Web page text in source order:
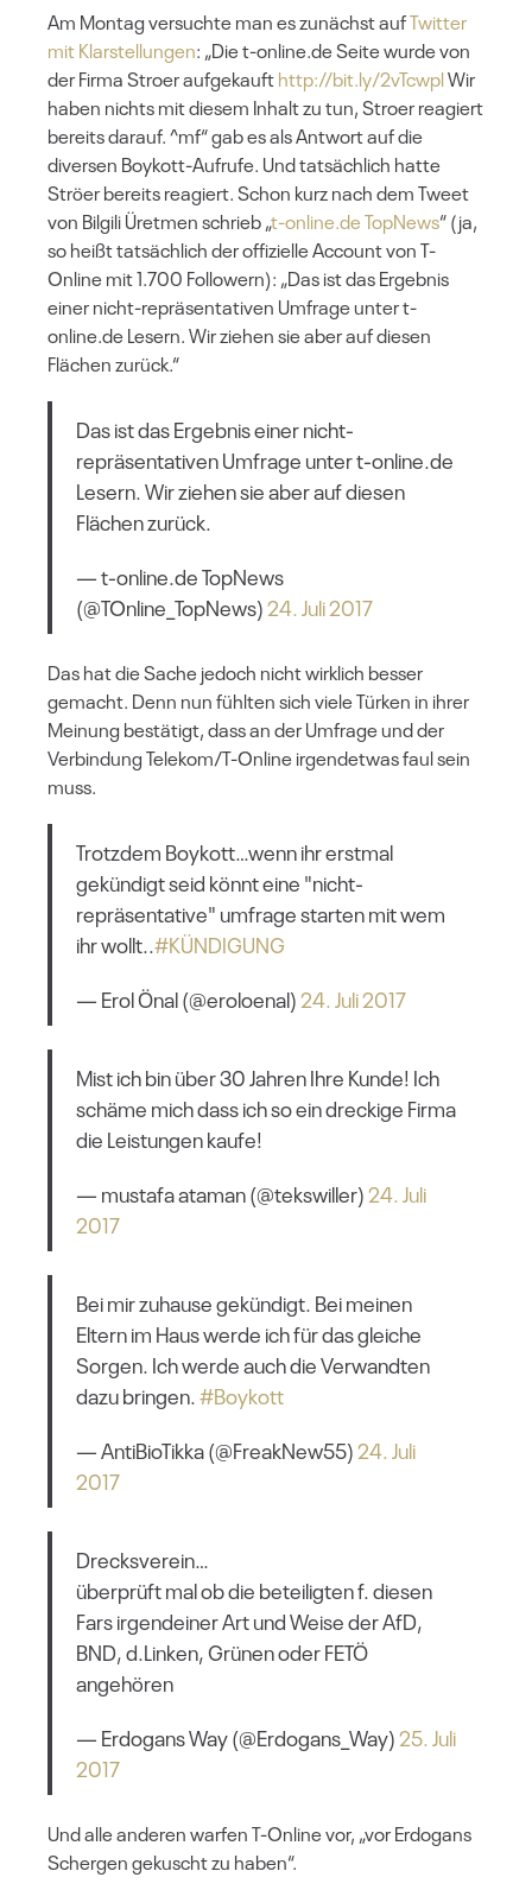
Am Montag versuchte man es zunächst aufTwitter
mit Klarstellungen: „Die t-online.de Seite wurde von
der Firma Stroer aufgekaufthttp://bit.ly/2vTcwplWir
haben nichts mit diesem Inhalt zu tun, Stroer reagiert
bereits darauf. ^mf“ gab es als Antwort auf die
diversen Boykott-Aufrufe. Und tatsächlich hatte
Ströer bereits reagiert. Schon kurz nach dem Tweet
von Bilgili Üretmen schrieb „t-online.de TopNews“ (ja,
so heißt tatsächlich der offizielle Account von T-
Online mit 1.700 Followern): „Das ist das Ergebnis
einer nicht-repräsentativen Umfrage unter t-
online.de Lesern. Wir ziehen sie aber auf diesen
Flächen zurück.“
Das ist das Ergebnis einer nicht-
repräsentativen Umfrage unter t-online.de
Lesern. Wir ziehen sie aber auf diesen
Flächen zurück.
— t-online.de TopNews
(@TOnline_TopNews)24. Juli 2017
Das hat die Sache jedoch nicht wirklich besser
gemacht. Denn nun fühlten sich viele Türken in ihrer
Meinung bestätigt, dass an der Umfrage und der
Verbindung Telekom/T-Online irgendetwas faul sein
muss.
Trotzdem Boykott…wenn ihr erstmal
gekündigt seid könnt eine "nicht-
repräsentative" umfrage starten mit wem
ihr wollt..#KÜNDIGUNG
— Erol Önal (@eroloenal)24. Juli 2017
Mist ich bin über 30 Jahren Ihre Kunde! Ich
schäme mich dass ich so ein dreckige Firma
die Leistungen kaufe!
— mustafa ataman (@tekswiller)24. Juli
2017
Bei mir zuhause gekündigt. Bei meinen
Eltern im Haus werde ich für das gleiche
Sorgen. Ich werde auch die Verwandten
dazu bringen.#Boykott
— AntiBioTikka (@FreakNew55)24. Juli
2017
Drecksverein…
überprüft mal ob die beteiligten f. diesen
Fars irgendeiner Art und Weise der AfD,
BND, d.Linken, Grünen oder FETÖ
angehören
— Erdogans Way (@Erdogans_Way)25. Juli
2017
Und alle anderen warfen T-Online vor, „vor Erdogans
Schergen gekuscht zu haben“.